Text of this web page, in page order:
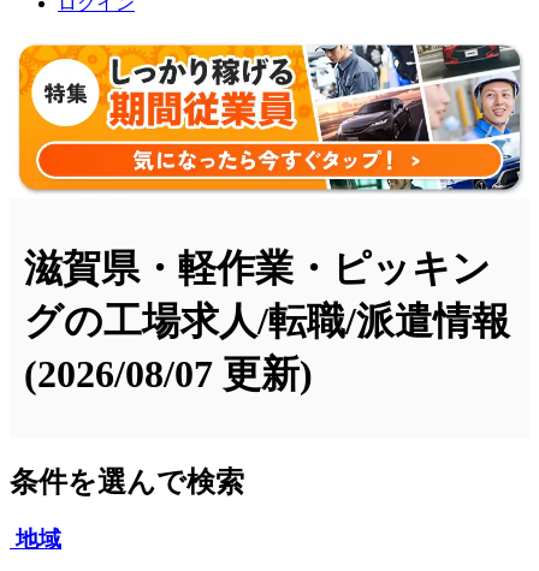
滋賀県・軽作業・ピッキン
グの工場求人/転職/派遣情報
(2026/08/07 更新)
条件を選んで検索
地域